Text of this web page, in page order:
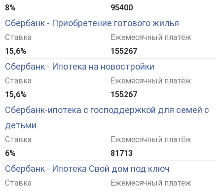
8%
95400
Сбербанк - Приобретение готового жилья
Ставка
15,6%
Ежемесячный платёж
155267
Сбербанк - Ипотека на новостройки
Ставка
15,6%
Ежемесячный платёж
155267
Сбербанк-ипотека с господдержкой для семей с
детьми
Ставка
6%
Ежемесячный платёж
81713
Сбербанк - Ипотека Свой дом под ключ
Ставка
Ежемесячный платёж